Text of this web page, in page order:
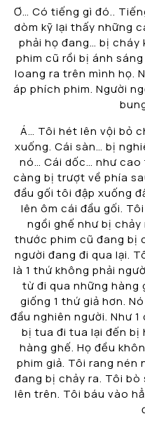
Ơ… Có tiếng gì đó..
dòm kỹ lại thấy những
phải họ đang… bị cháy
phim cũ rồi bị ánh
loang ra trên mình họ.
áp phích phim. Người
Á… Tôi hét lên vội bỏ
xuống. Cái sàn… bị
nó… Cái dốc… như
càng bị trượt về phía
đầu gối tôi đập xuống
lên ôm cái đầu gối.
ngồi ghế như bị
thước phim cũ đang bị
người đang đi qua lại.
là 1 thứ không phải
từ đi qua những hàng
giống 1 thứ giả hơn.
đầu nghiên người. Như
bị tua đi tua lại đến bị
hàng ghế. Họ đều
phim giả. Tôi rang nén
đang bị chảy ra. Tôi
lên trên. Tôi báu vào